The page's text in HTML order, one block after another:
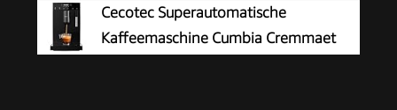
Cecotec Superautomatische
Kaffeemaschine Cumbia Cremmaet